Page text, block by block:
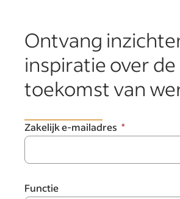
Ontvang
inspiratie over de
toekomst van
Zakelijk e-mailadres
Functie